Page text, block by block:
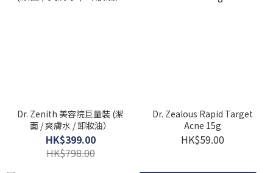
Dr. Zenith 美容院巨量裝 (潔
面 / 爽膚水 / 卸妝油）
HK$399.00
HK$798.00
Dr. Zealous Rapid Target
Acne 15g
HK$59.00